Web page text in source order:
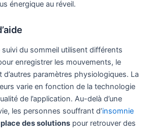
énergique au réveil.
du sommeil utilisent différents
enregistrer les mouvements, le
d’autres paramètres physiologiques. La
varie en fonction de la technologie
de l’application. Au-delà d’une
les personnes souffrant d’insomnie
des solutions pour retrouver des